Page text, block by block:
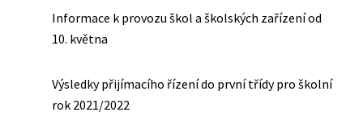
Informace k provozu škol a školských zařízení od
10. května
Výsledky přijímacího řízení do první třídy pro školní
rok 2021/2022